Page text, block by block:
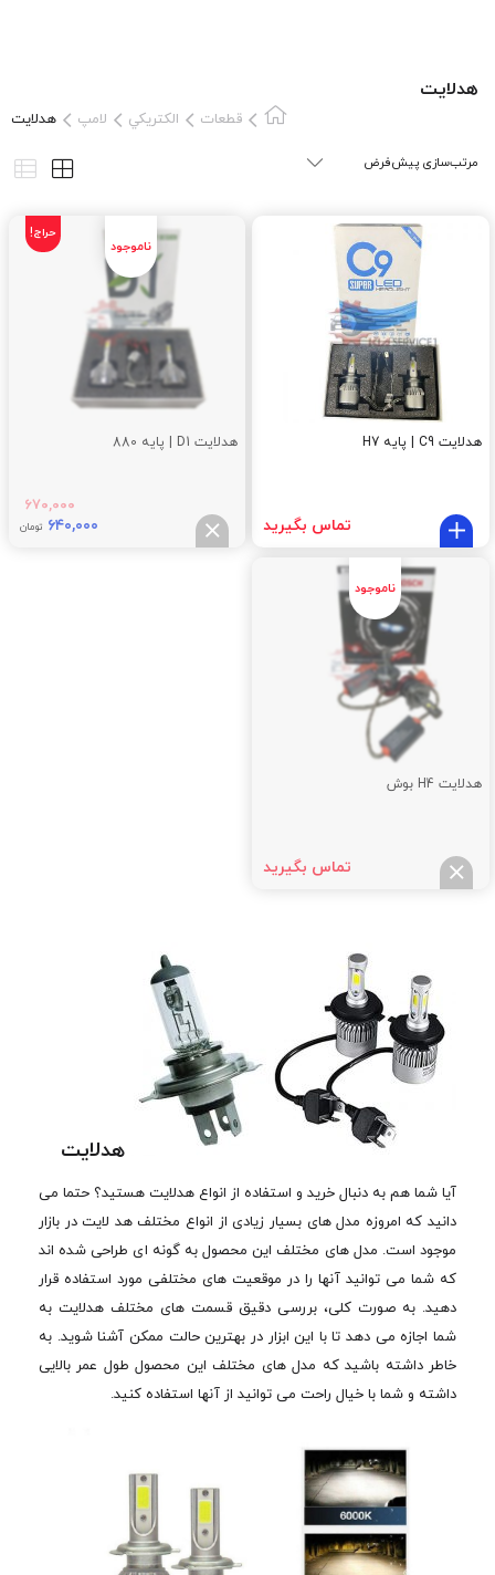
هدلایت
قطعات الکتريکي لامپ هدلایت
هدلایت C9 | پایه H7
تماس بگیرید
حراج!
هدلایت D1 | پایه 880
۶۷۰,۰۰۰
۶۴۰,۰۰۰ تومان
هدلایت H4 بوش
تماس بگیرید
هدلایت
آیا شما هم به دنبال خرید و استفاده از انواع هدلایت هستید؟ حتما می
دانید که امروزه مدل های بسیار زیادی از انواع مختلف هد لایت در بازار
موجود است. مدل های مختلف این محصول به گونه ای طراحی شده اند
که شما می توانید آنها را در موقعیت های مختلفی مورد استفاده قرار
دهید. به صورت کلی، بررسی دقیق قسمت های مختلف هدلایت به
شما اجازه می دهد تا با این ابزار در بهترین حالت ممکن آشنا شوید. به
خاطر داشته باشید که مدل های مختلف این محصول طول عمر بالایی
داشته و شما با خیال راحت می توانید از آنها استفاده کنید.